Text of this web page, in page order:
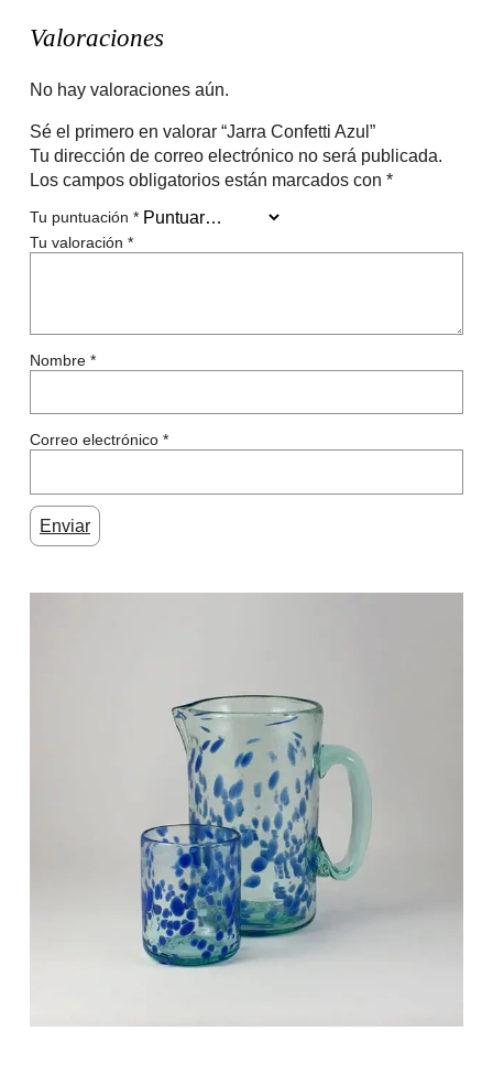
Valoraciones
No hay valoraciones aún.
Sé el primero en valorar “Jarra Confetti Azul”
Tu dirección de correo electrónico no será publicada.
Los campos obligatorios están marcados con *
Tu puntuación *
Tu valoración *
Nombre *
Correo electrónico *